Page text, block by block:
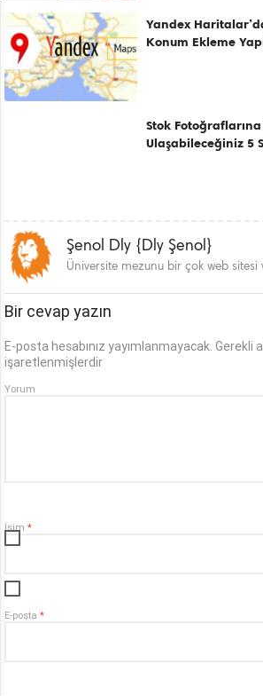
Yandex
Konum Ekleme
Stok
Ulaşabileceğiniz 5
Şenol Dly {Dly Şenol}
Üniversite mezunu bir çok web sitesi
Bir cevap yazın
E-posta hesabınız yayımlanmayacak. Gerekli
işaretlenmişlerdir
Yorum
İsim*
E-posta*